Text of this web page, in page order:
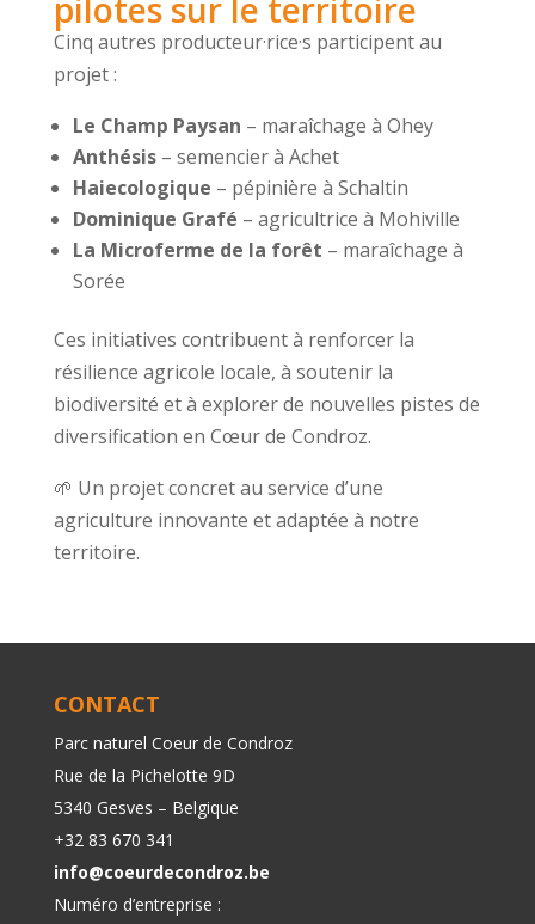
pilotes sur le territoire
Cinq autres producteur·rice·s participent au
projet :
Le Champ Paysan – maraîchage à Ohey
Anthésis– semencier à Achet
Haiecologique – pépinière à Schaltin
Dominique Grafé – agricultrice à Mohiville
La Microferme de la forêt – maraîchage à
Sorée
Ces initiatives contribuent à renforcer la
résilience agricole locale, à soutenir la
biodiversité et à explorer de nouvelles pistes de
diversification en Cœur de Condroz.
🌱 Un projet concret au service d’une
agriculture innovante et adaptée à notre
territoire.
CONTACT
Parc naturel Coeur de Condroz
Rue de la Pichelotte 9D
5340 Gesves – Belgique
+32 83 670 341
info@coeurdecondroz.be
Numéro d’entreprise :